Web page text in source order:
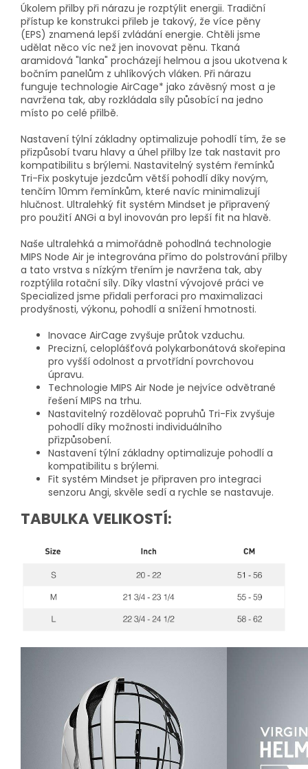
Úkolem přilby při nárazu je rozptýlit energii. Tradiční
přístup ke konstrukci přileb je takový, že více pěny
(EPS) znamená lepší zvládání energie. Chtěli jsme
udělat něco víc než jen inovovat pěnu. Tkaná
aramidová "lanka" procházejí helmou a jsou ukotvena k
bočním panelům z uhlíkových vláken. Při nárazu
funguje technologie AirCage* jako závěsný most a je
navržena tak, aby rozkládala síly působící na jedno
místo po celé přilbě.
Nastavení týlní základny optimalizuje pohodlí tím, že se
přizpůsobí tvaru hlavy a úhel přilby lze tak nastavit pro
kompatibilitu s brýlemi. Nastavitelný systém řemínků
Tri-Fix poskytuje jezdcům větší pohodlí díky novým,
tenčím 10mm řemínkům, které navíc minimalizují
hlučnost. Ultralehký fit systém Mindset je připravený
pro použití ANGi a byl inovován pro lepší fit na hlavě.
Naše ultralehká a mimořádně pohodlná technologie
MIPS Node Air je integrována přímo do polstrování přilby
a tato vrstva s nízkým třením je navržena tak, aby
rozptýlila rotační síly. Díky vlastní vývojové práci ve
Specialized jsme přidali perforaci pro maximalizaci
prodyšnosti, výkonu, pohodlí a snížení hmotnosti.
Inovace AirCage zvyšuje průtok vzduchu.
Precizní, celoplášťová polykarbonátová skořepina
pro vyšší odolnost a prvotřídní povrchovou
úpravu.
Technologie MIPS Air Node je nejvíce odvětrané
řešení MIPS na trhu.
Nastavitelný rozdělovač popruhů Tri-Fix zvyšuje
pohodlí díky možnosti individuálního
přizpůsobení.
Nastavení týlní základny optimalizuje pohodlí a
kompatibilitu s brýlemi.
Fit systém Mindset je připraven pro integraci
senzoru Angi, skvěle sedí a rychle se nastavuje.
TABULKA VELIKOSTÍ: